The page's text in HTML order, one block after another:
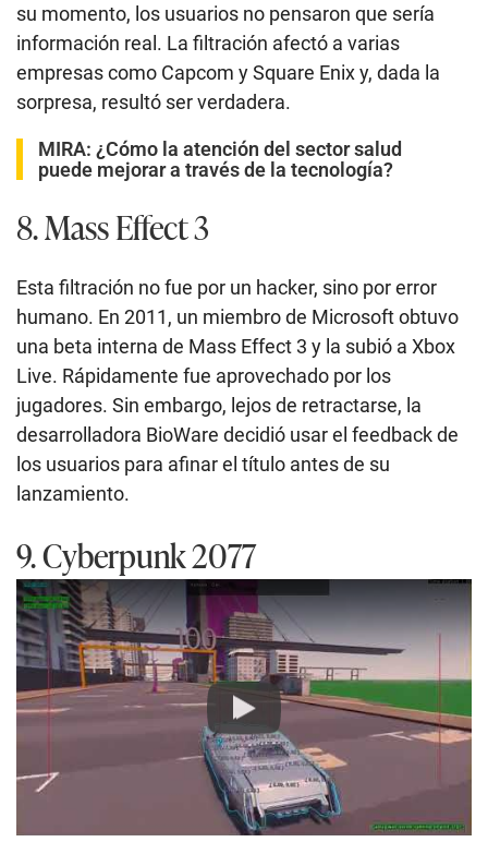
su momento, los usuarios no pensaron que sería
información real. La filtración afectó a varias
empresas como Capcom y Square Enix y, dada la
sorpresa, resultó ser verdadera.
MIRA: ¿Cómo la atención del sector salud
puede mejorar a través de la tecnología?
8. Mass Effect 3
Esta filtración no fue por un hacker, sino por error
humano. En 2011, un miembro de Microsoft obtuvo
una beta interna de Mass Effect 3 y la subió a Xbox
Live. Rápidamente fue aprovechado por los
jugadores. Sin embargo, lejos de retractarse, la
desarrolladora BioWare decidió usar el feedback de
los usuarios para afinar el título antes de su
lanzamiento.
9. Cyberpunk 2077
Play